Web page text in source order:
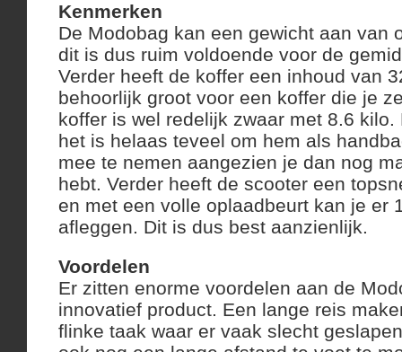
Kenmerken
De Modobag kan een gewicht aan van
dit is dus ruim voldoende voor de
Verder heeft de koffer een inhoud van
behoorlijk groot voor een koffer die je
koffer is wel redelijk zwaar met 8.6
het is helaas teveel om hem als
mee te nemen aangezien je dan nog
hebt. Verder heeft de scooter een
en met een volle oplaadbeurt kan je er
afleggen. Dit is dus best aanzienlijk.
Voordelen
Er zitten enorme voordelen aan de
innovatief product. Een lange reis
flinke taak waar er vaak slecht